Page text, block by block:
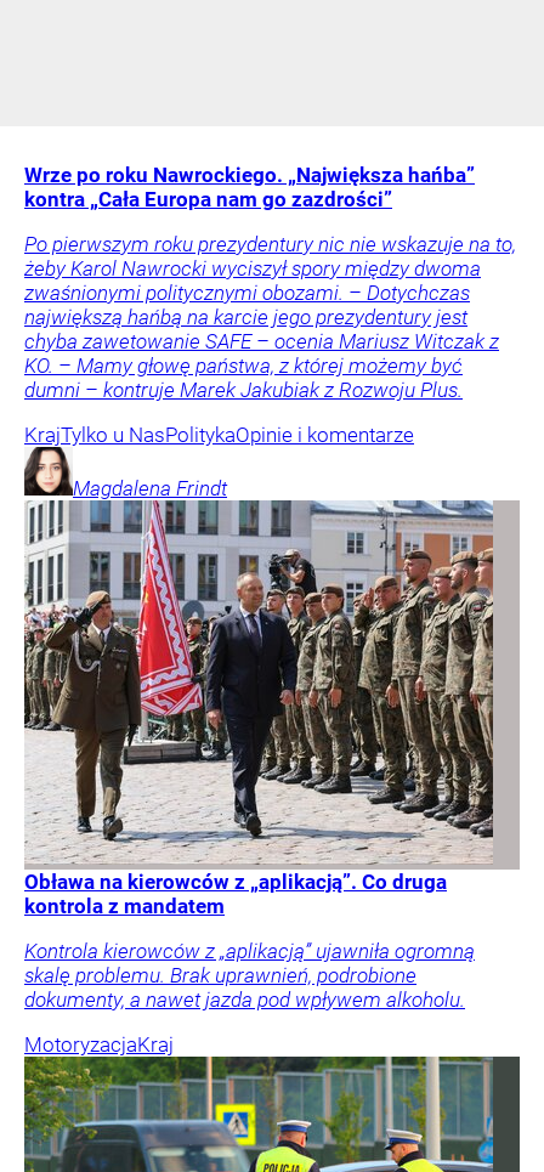
Wrze po roku Nawrockiego. „Największa hańba”
kontra „Cała Europa nam go zazdrości”
Po pierwszym roku prezydentury nic nie wskazuje na to,
żeby Karol Nawrocki wyciszył spory między dwoma
zwaśnionymi politycznymi obozami. – Dotychczas
największą hańbą na karcie jego prezydentury jest
chyba zawetowanie SAFE – ocenia Mariusz Witczak z
KO. – Mamy głowę państwa, z której możemy być
dumni – kontruje Marek Jakubiak z Rozwoju Plus.
KrajTylko u NasPolitykaOpinie i komentarze
Magdalena Frindt
Obława na kierowców z „aplikacją”. Co druga
kontrola z mandatem
Kontrola kierowców z „aplikacją” ujawniła ogromną
skalę problemu. Brak uprawnień, podrobione
dokumenty, a nawet jazda pod wpływem alkoholu.
MotoryzacjaKraj